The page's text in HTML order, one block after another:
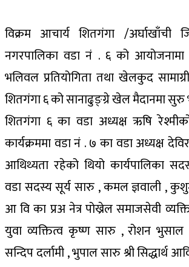
विक्रम आचार्य शितगंगा /अर्घाखाँची
नगरपालिका वडा नं . ६ को
भलिवल प्रतियोगिता तथा खेलकुद
शितगंगा ६ को सानाढुङ्ग्रे खेल मैदानमा
शितगंगा ६ का वडा अध्यक्ष ऋषि
कार्यक्रममा वडा नं . ७ का वडा अध्यक्ष
आथिथ्यता रहेको थियो कार्यपालिका
वडा सदस्य सूर्य सारु , कमल ज्ञवाली , कुशुम
आ वि का प्रअ नेत्र पोख्रेल समाजसेवी
युवा व्यक्तित्व कृष्ण सारु , रोशन भुसाल
सन्दिप दर्लामी , भुपाल सारु श्री सिद्धार्थ